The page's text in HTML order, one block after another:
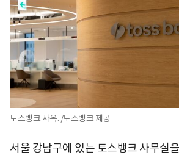
토스뱅크 사옥. /토스뱅크 제공
서울 강남구에 있는 토스뱅크 사무실